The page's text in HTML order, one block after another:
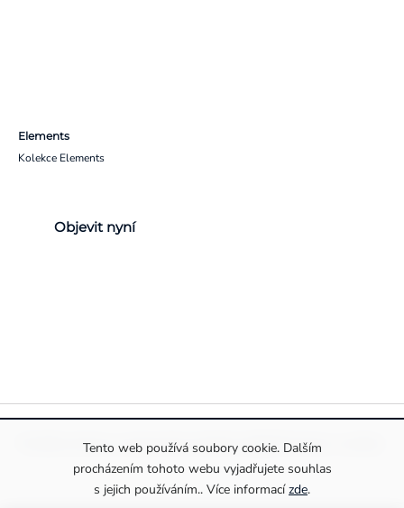
Tento web používá soubory cookie. Dalším
procházením tohoto webu vyjadřujete souhlas
s jejich používáním.. Více informacízde.
Elements
Kolekce Elements
Objevit nyní
Pravidla ochrany a zpracování osobních údajůInformace o cookies